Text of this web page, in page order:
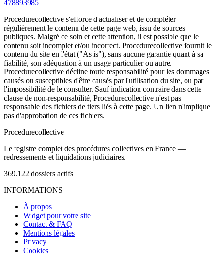
478893985
Procedurecollective s'efforce d'actualiser et de compléter
régulièrement le contenu de cette page web, issu de sources
publiques. Malgré ce soin et cette attention, il est possible que le
contenu soit incomplet et/ou incorrect. Procedurecollective fournit le
contenu du site en l'état ("As is"), sans aucune garantie quant à sa
fiabilité, son adéquation à un usage particulier ou autre.
Procedurecollective décline toute responsabilité pour les dommages
causés ou susceptibles d'être causés par l'utilisation du site, ou par
l'impossibilité de le consulter. Sauf indication contraire dans cette
clause de non-responsabilité, Procedurecollective n'est pas
responsable des fichiers de tiers liés à cette page. Un lien n'implique
pas d'approbation de ces fichiers.
Procedurecollective
Le registre complet des procédures collectives en France —
redressements et liquidations judiciaires.
369.122 dossiers actifs
INFORMATIONS
À propos
Widget pour votre site
Contact & FAQ
Mentions légales
Privacy
Cookies